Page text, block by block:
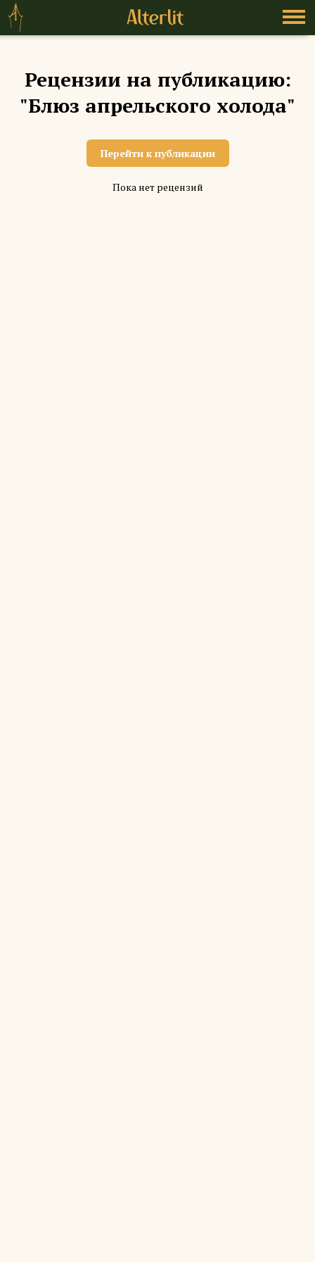
Рецензии на публикацию:
"Блюз апрельского холода"
Перейти к публикации
Пока нет рецензий